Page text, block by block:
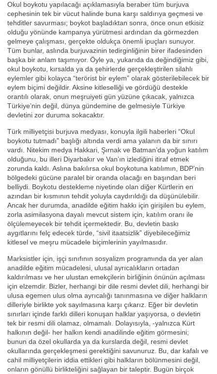
Okul boykotu yapılacağı açıklamasıyla beraber tüm burjuva
cephesinin tek bir vücut halinde buna karşı saldırıya geçmesi ve
tehditler savurması; boykot başladıktan sonra, önce onun etkisiz
olduğu yönünde kampanya yürütmesi ardından da görmezden
gelmeye çalışması, gerçekte oldukça önemli ipuçları sunuyor.
Tüm bunlar, aslında burjuvazinin tedirginliğinin birer ifadesinden
başka bir anlam taşımıyor. Öyle ya, yukarıda da değindiğimiz gibi,
okul boykotu, kırsalda ya da şehirlerde gerçekleştirilen silahlı
eylemler gibi kolayca “terörist bir eylem” olarak gösterilebilecek bir
eylem biçimi değildir. Aksine kitleselliği ve gördüğü destekle
orantılı olarak, onun meşruiyeti gün yüzüne çıkacak, yalnızca
Türkiye’nin değil, dünya gündemine de gelmesiyle Türkiye
devletini zor duruma sokacaktır.
Türk milliyetçisi burjuva medyası, konuyla ilgili haberleri “Okul
boykotu tutmadı” başlığı altında verdi ama yalanın da bir sınırı
vardı. Nitekim medya Hakkari, Şırnak ve Batman’da yoğun katılım
olduğunu, bu illeri Diyarbakır ve Van’ın izlediğini itiraf etmek
zorunda kaldı. Aslına bakılırsa okul boykotuna katılımın, BDP’nin
bölgedeki gücüne paralel bir oranda olacağı en başından beri
belliydi. Boykotu destekleme niyetinde olan diğer Kürtlerin en
azından bir kısmının tehdit yoluyla caydırıldığı da düşünülebilir.
Ancak her durumda, anadilde eğitim hakkı için girişilen bu eylem,
zorla asimilasyona dayalı mevcut sistem için, katılım oranı ile
ölçülemeyecek bir tehdit içermektedir. Bu, devletin baskı
aygıtlarını felç edecek türde, “sivil itaatsizlik” diyebileceğimiz
kitlesel ve meşru mücadele biçimlerinin yayılmasıdır.
Marksistler için, işçi sınıfının sosyalizm programında da yer alan
anadilde eğitim mücadelesi, ulusal ayrıcalıkların ortadan
kaldırılması ve her ulustan emekçilerin birliğinin önünün açılması
için elzemdir. Bizler, herhangi bir dile resmi devlet dili, herhangi bir
ulusa egemen ulus olma ayrıcalığı tanınmasına ve diğer halkların
dilleriyle birlikte yok sayılmasına karşı çıkarız. Eğer bir devletin
sınırları içinde farklı dilleri konuşan halklar yaşıyorsa, o devletin
tek bir resmi dili olamaz, olmamalı. Dolayısıyla, -yalnızca Kürt
halkının değil- her halkın kendi anadilinde eğitim görmesini;
bunun da özel okullarda ya da kurslarda değil, resmi devlet
okullarında gerçekleşmesi gerektiğini savunuruz. Bu, dar kafalı ve
cahil milliyetçilerin iddia ettikleri gibi halkların bölünmesini değil,
onların gönüllü birlikteliğini sağlayan bir taleptir. Bugün birçok